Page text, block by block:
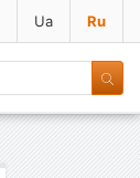
Ua Ru